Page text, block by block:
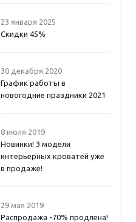
23 января 2025
Скидки 45%
30 декабря 2020
График работы в
новогодние праздники 2021
8 июля 2019
Новинки! 3 модели
интерьерных кроватей уже
в продаже!
29 мая 2019
Распродажа -70% продлена!